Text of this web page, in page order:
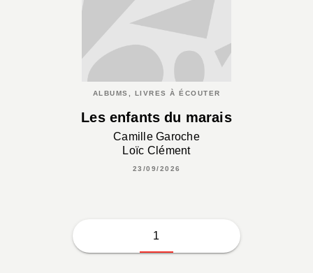
ALBUMS, LIVRES À ÉCOUTER
Les enfants du marais
Camille Garoche
Loïc Clément
23/09/2026
1